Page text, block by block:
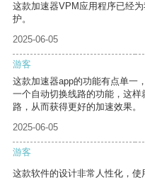
这款加速器VPM应用程序已经
护。
2025-06-05
游客
这款加速器app的功能有点单一
一个自动切换线路的功能，这
路，从而获得更好的加速效果。
2025-06-05
游客
这款软件的设计非常人性化，使